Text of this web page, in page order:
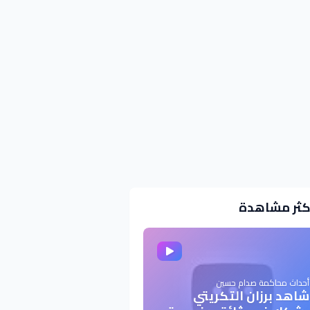
مشاهدة
أحداث محاكمة صدام حسين
شاهد برزان التكريتي